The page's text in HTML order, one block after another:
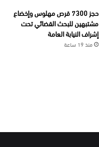
حجز 7300 قرص مهلوس وإخضاع
مشتبهين للبحث القضائي تحت
إشراف النيابة العامة
منذ 19 ساعة